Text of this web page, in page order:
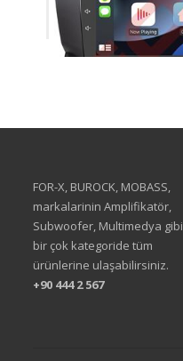
FOR-X, BUROCK, MOBASS,
markalarinin Amplifikatör,
Subwoofer, Multimedya gibi
bir çok kategoride tüm
ürünlerine ulaşabilirsiniz.
+90 444 2 567